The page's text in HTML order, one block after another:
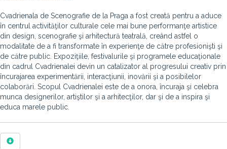
Cvadrienala de Scenografie de la Praga a fost creată pentru a aduce
în centrul activităţilor culturale cele mai bune performanţe artistice
din design, scenografie şi arhitectură teatrală, creând astfel o
modalitate de a fi transformate în experienţe de către profesionişti şi
de către public. Expoziţiile, festivalurile şi programele educaţionale
din cadrul Cvadrienalei devin un catalizator al progresului creativ prin
încurajarea experimentării, interacţiunii, inovării şi a posibilelor
colaborări. Scopul Cvadrienalei este de a onora, încuraja şi celebra
munca designerilor, artiştilor şi a arhitecţilor, dar şi de a inspira şi
educa marele public.